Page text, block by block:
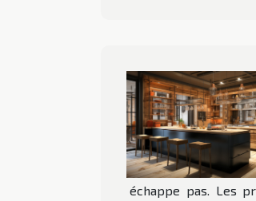
échappe pas. Les